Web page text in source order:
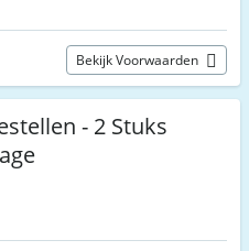
Bekijk Voorwaarden
- 2 Stuks